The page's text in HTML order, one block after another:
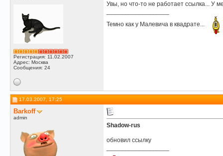
Регистрация: 11.02.2007
Адрес: Москва
Сообщения: 24
Увы, но что-то не работает ссылка... У
Темно как у Малевича в квадрате...
17.03.2007, 17:25
Barkoff
admin
Shadow-rus
обновил ссылку